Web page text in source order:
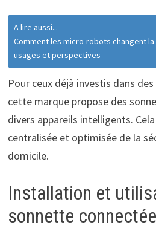
A lire aussi...
Comment les micro-robots changent
usages et perspectives
Pour ceux déjà investis dans
cette marque propose des
divers appareils intelligents.
centralisée et optimisée de la
domicile.
Installation et
sonnette connectée